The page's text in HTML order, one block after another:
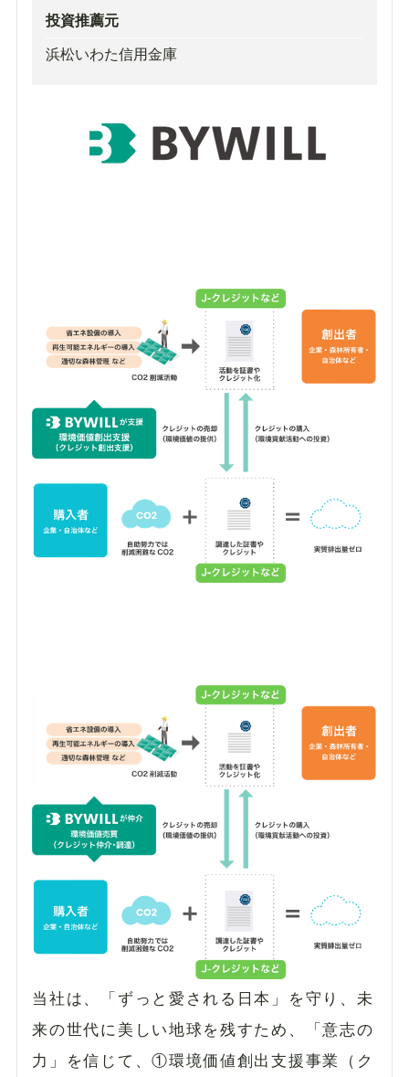
投資推薦元
浜松いわた信用金庫
当社は、「ずっと愛される日本」を守り、未
来の世代に美しい地球を残すため、「意志の
力」を信じて、①環境価値創出支援事業（ク